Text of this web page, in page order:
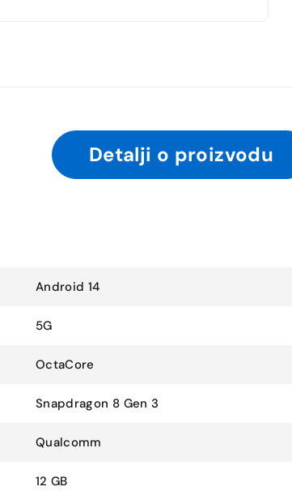
Detalji o proizvodu
Android 14
5G
OctaCore
Snapdragon 8 Gen 3
Qualcomm
12 GB